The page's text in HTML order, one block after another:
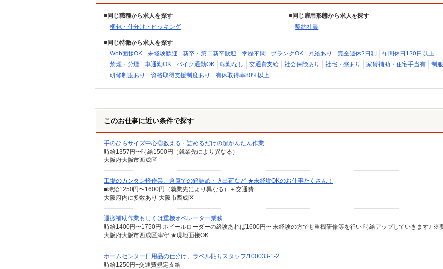
同じ職種から求人を探す
梱包・仕分け・ピッキング
同じ雇用形態から求人を探す
契約社員
同じ特徴から求人を探す
Web面接OK
未経験歓迎 新卒・第二新卒歓迎 学歴不問 ブランクOK 昇給あり 完全週休2日制
年間休日120日以上
禁煙・分煙
車通勤OK バイク通勤OK 転勤なし 交通費支給 社会保険あり 社宅・寮あり 家賃補助・住宅手当有
制
研修制度あり
資格取得支援制度あり 有休取得率80%以上
このお仕事に近い条件で探す
手のひらサイズ中心◎数える・詰めるだけの超かんたん作業
時給1357円〜時給1500円（就業先により異なる）
大阪府大阪市西成区
工場のカンタン軽作業、倉庫での箱詰め・入出荷など ★未経験OKのお仕事たくさん！
■時給1250円〜1600円（就業先により異なる）＋交通費
大阪府内に多数あり 大阪市西成区
運搬補助作業もしくは重機オペレーター業務
大阪府大阪市西成区津守 ★現地面接OK
ホームセンター日用品の仕分け、ラベル貼りスタッフ/100033-1-2
時給1250円+交通費規定支給